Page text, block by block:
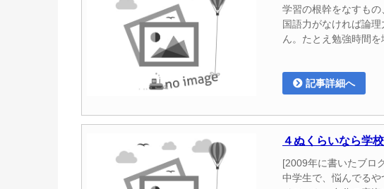
学習の根幹をなすもの
国語力がなければ論
ん。たとえ勉強時間
記事詳細へ
４ぬくらいなら学
[2009年に書いたブロ
中学生で、悩んでるや